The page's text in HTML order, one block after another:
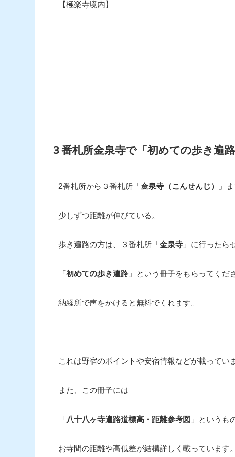
【極楽寺境内】
３番札所金泉寺で「初めての歩き遍
2番札所から３番札所「 金泉寺（こんせんじ） 」
少しずつ距離が伸びている。
歩き遍路の方は、３番札所「 金泉寺 」に行ったら
「 初めての歩き遍路 」という冊子をもらってくだ
納経所で声をかけると無料でくれます。
これは野宿のポイントや安宿情報などが載ってい
また、この冊子には
「 八十八ヶ寺遍路道標高・距離参考図 」というも
お寺間の距離や高低差が結構詳しく載っています。